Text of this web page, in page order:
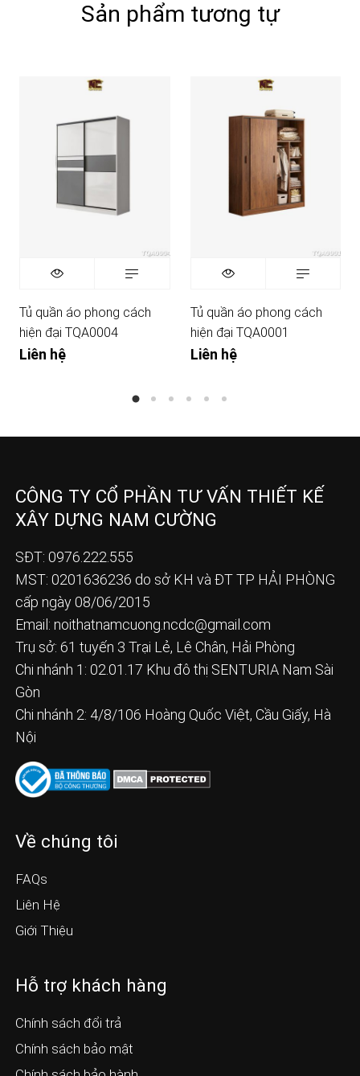
Sản phẩm tương tự
Tủ quần áo phong cách
hiện đại TQA0004
Liên hệ
Tủ quần áo phong cách
hiện đại TQA0001
Liên hệ
CÔNG TY CỔ PHẦN TƯ VẤN THIẾT KẾ
XÂY DỰNG NAM CƯỜNG
SĐT: 0976.222.555
MST: 0201636236 do sở KH và ĐT TP HẢI PHÒNG
cấp ngày 08/06/2015
Email: noithatnamcuong.ncdc@gmail.com
Trụ sở: 61 tuyến 3 Trại Lẻ, Lê Chân, Hải Phòng
Chi nhánh 1: 02.01.17 Khu đô thị SENTURIA Nam Sài
Gòn
Chi nhánh 2: 4/8/106 Hoàng Quốc Việt, Cầu Giấy, Hà
Nội
Về chúng tôi
FAQs
Liên Hệ
Giới Thiệu
Hỗ trợ khách hàng
Chính sách đổi trả
Chính sách bảo mật